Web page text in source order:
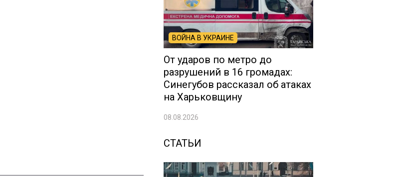
ВОЙНА В УКРАИНЕ
От ударов по метро до
разрушений в 16 громадах:
Синегубов рассказал об атаках
на Харьковщину
08.08.2026
СТАТЬИ